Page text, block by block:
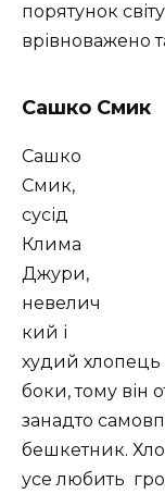
порятунок
врівноважено
Сашко Смик
Сашко
Смик,
сусід
Клима
Джури,
невелич
кий і
худий хлопець
боки, тому він
занадто
бешкетник.
усе любить